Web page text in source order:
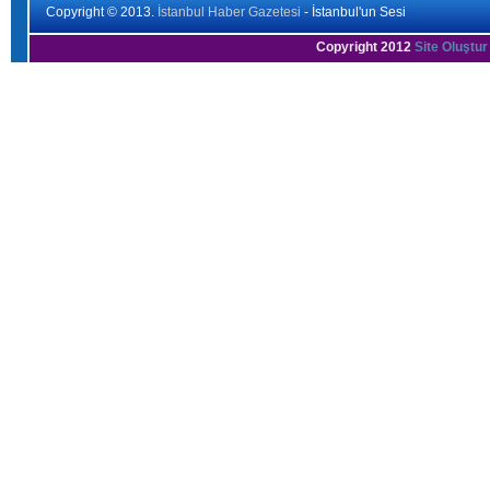
Copyright © 2013. İstanbul Haber Gazetesi - İstanbul'un Sesi
Copyright 2012 Site Oluştur